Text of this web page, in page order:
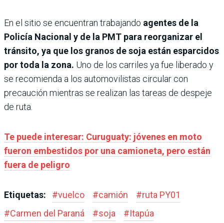
En el sitio se encuentran trabajando agentes de la
Policía Nacional y de la PMT para reorganizar el
tránsito, ya que los granos de soja están esparcidos
por toda la zona. Uno de los carriles ya fue liberado y
se recomienda a los automovilistas circular con
precaución mientras se realizan las tareas de despeje
de ruta.
Te puede interesar: Curuguaty: jóvenes en moto
fueron embestidos por una camioneta, pero están
fuera de peligro
Etiquetas: #vuelco #camión #ruta PY01
#Carmen del Paraná #soja #Itapúa